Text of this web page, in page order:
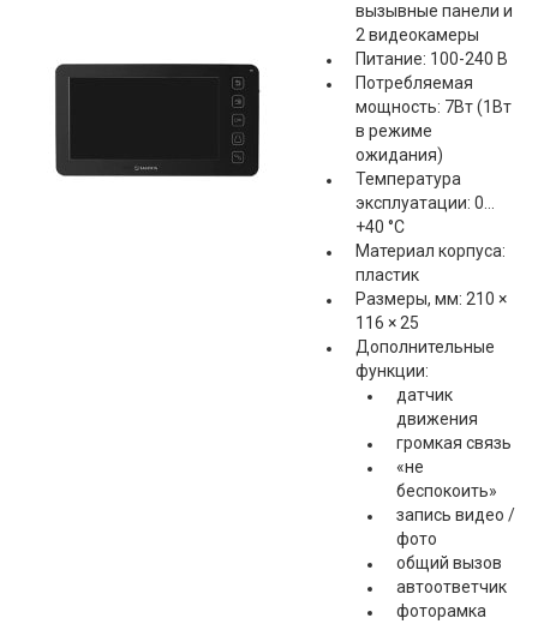
вызывные панели и
2 видеокамеры
Питание: 100-240 В
Потребляемая
мощность: 7Вт (1Вт
в режиме
ожидания)
Температура
эксплуатации: 0…
+40 °С
Материал корпуса:
пластик
Размеры, мм: 210 ×
116 × 25
Дополнительные
функции:
датчик
движения
громкая связь
«не
беспокоить»
запись видео /
фото
общий вызов
автоответчик
фоторамка